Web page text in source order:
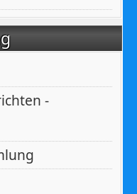
-